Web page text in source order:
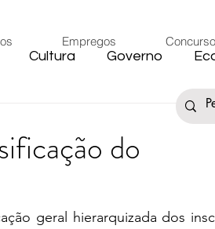
Empregos
Cultura Governo
Fake News
do
geral hierarquizada dos